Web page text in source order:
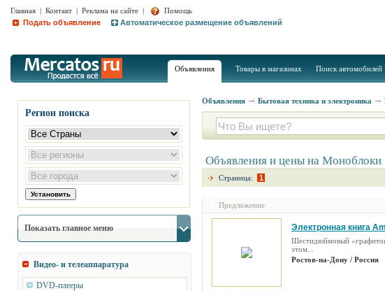
Главная | Контакт | Реклама на сайте |
Помощь
Подать объявление
Автоматическое размещение объявлений
Объявления Товары в магазинах Поиск автомобилей
Регион поиска
Показать главное меню
Видео- и телеаппаратура
DVD-плееры
Объявления Бытовая техника и электроника
Объявления и цены на Моноблоки
Страница: 1
Предложение
Электронная книга
Шестидюймовый
этом...
Ростов-на-Дону / Россия